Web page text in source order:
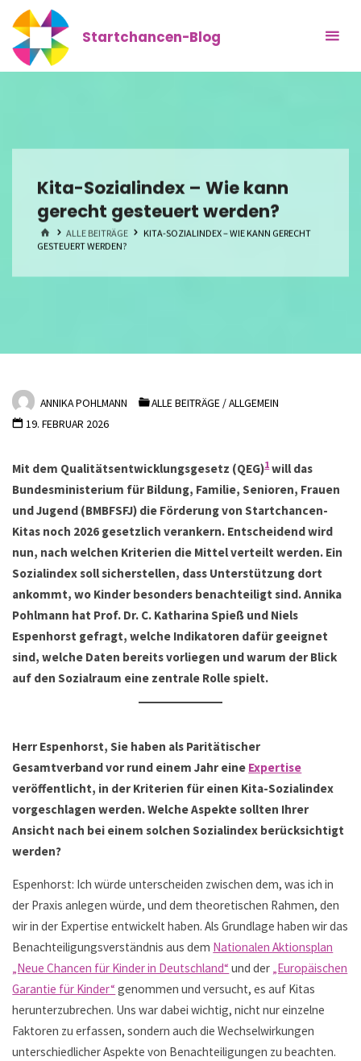
Zum
Inhalt
springen
Startchancen-Blog
Kita-Sozialindex – Wie kann
gerecht gesteuert werden?
STARTALLE BEITRÄGE
KITA-SOZIALINDEX – WIE KANN GERECHT
GESTEUERT WERDEN?
ANNIKA POHLMANN ALLE BEITRÄGE/ALLGEMEIN
19. FEBRUAR 2026
Mit dem Qualitätsentwicklungsgesetz (QEG)1will das
Bundesministerium für Bildung, Familie, Senioren, Frauen
und Jugend (BMBFSFJ) die Förderung von Startchancen-
Kitas noch 2026 gesetzlich verankern. Entscheidend wird
nun, nach welchen Kriterien die Mittel verteilt werden. Ein
Sozialindex soll sicherstellen, dass Unterstützung dort
ankommt, wo Kinder besonders benachteiligt sind. Annika
Pohlmann hat Prof. Dr. C. Katharina Spieß und Niels
Espenhorst gefragt, welche Indikatoren dafür geeignet
sind, welche Daten bereits vorliegen und warum der Blick
auf den Sozialraum eine zentrale Rolle spielt.
Herr Espenhorst, Sie haben als Paritätischer
Gesamtverband vor rund einem Jahr eine Expertise
veröffentlicht, in der Kriterien für einen Kita-Sozialindex
vorgeschlagen werden. Welche Aspekte sollten Ihrer
Ansicht nach bei einem solchen Sozialindex berücksichtigt
werden?
Espenhorst: Ich würde unterscheiden zwischen dem, was ich in
der Praxis anlegen würde, und dem theoretischen Rahmen, den
wir in der Expertise entwickelt haben. Als Grundlage haben wir das
Benachteiligungsverständnis aus dem Nationalen Aktionsplan
„Neue Chancen für Kinder in Deutschland“ und der „Europäischen
Garantie für Kinder“ genommen und versucht, es auf Kitas
herunterzubrechen. Uns war dabei wichtig, nicht nur einzelne
Faktoren zu erfassen, sondern auch die Wechselwirkungen
unterschiedlicher Aspekte von Benachteiligungen zu beachten.